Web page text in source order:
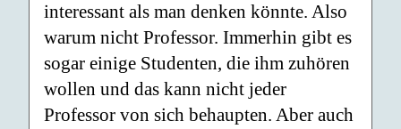
interessant als man denken könnte. Also
warum nicht Professor. Immerhin gibt es
sogar einige Studenten, die ihm zuhören
wollen und das kann nicht jeder
Professor von sich behaupten. Aber auch